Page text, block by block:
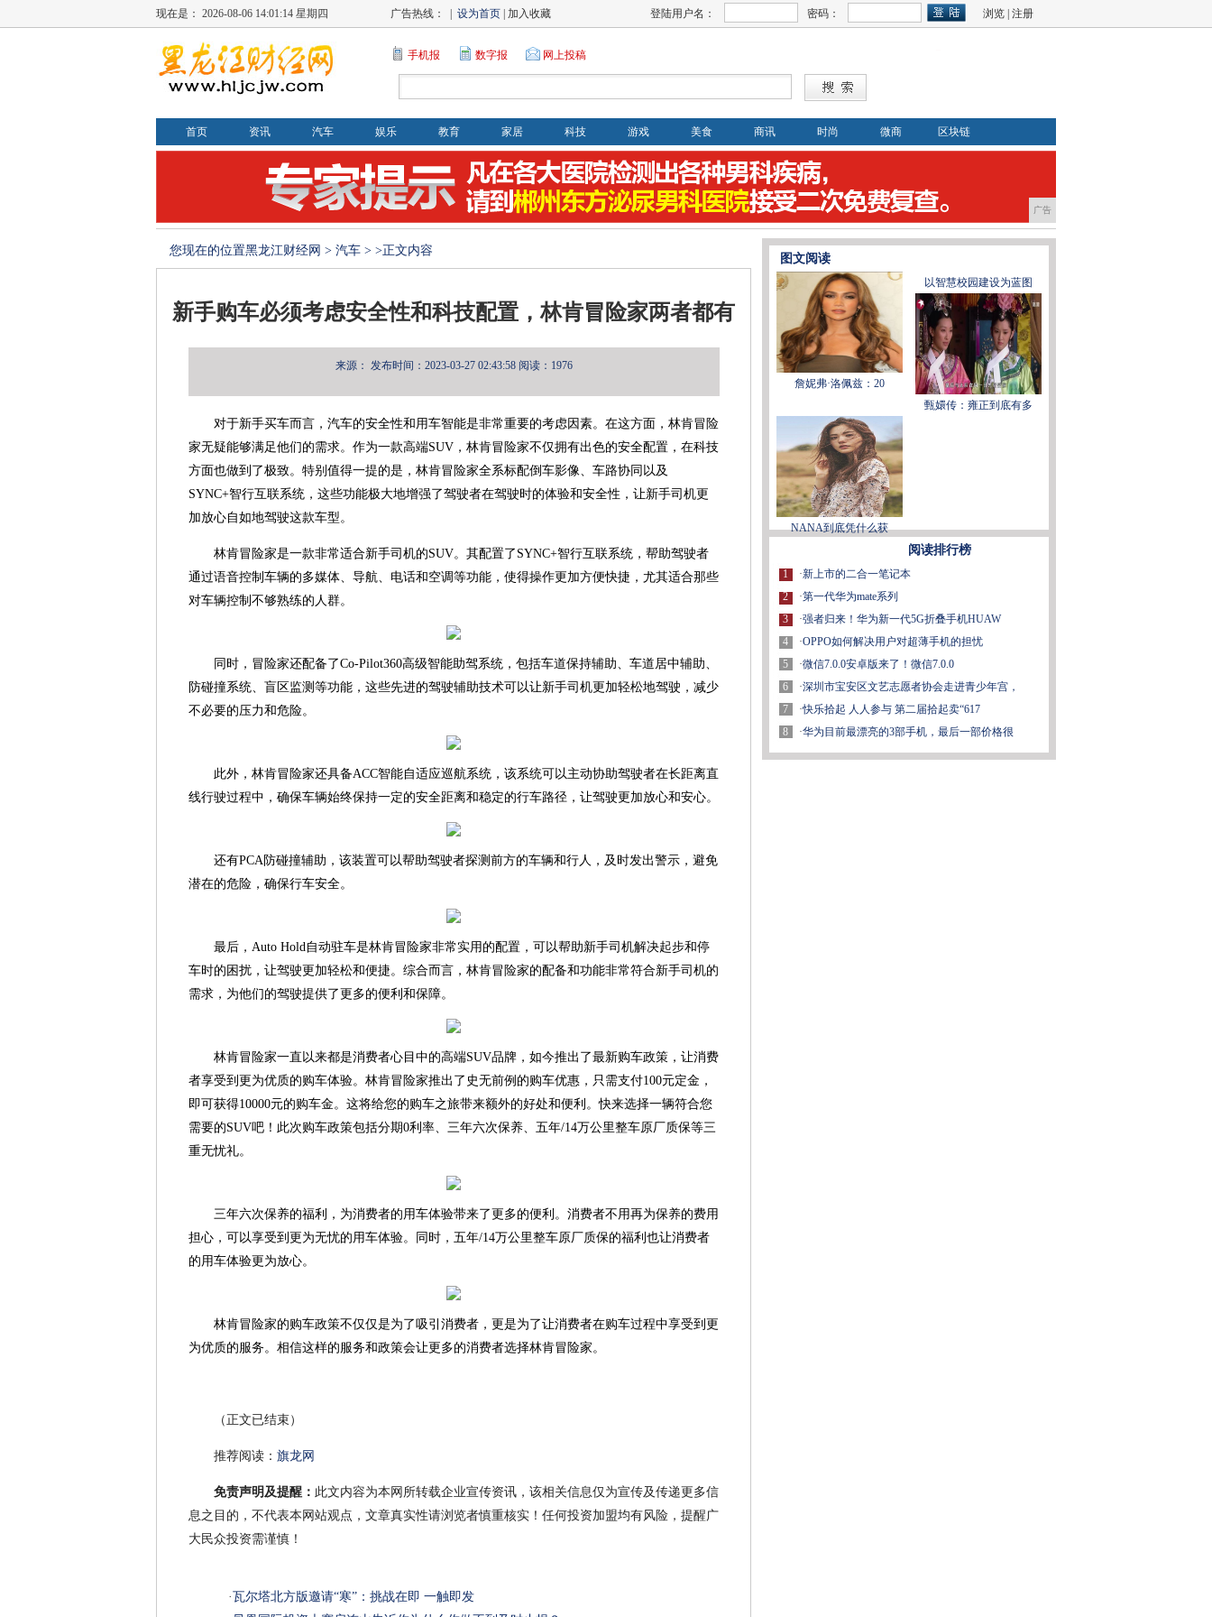
现在是： 2026-08-06 14:01:15 星期四 广告热线： | 设为首页 | 加入收藏 登陆用户名： 密码： 浏览 注册
手机报 数字报 网上投稿
首页 资讯 汽车 娱乐 教育 家居 科技 游戏 美食 商讯 时尚 微商 区块链
广告
您现在的位置黑龙江财经网 > 汽车 > >正文内容
新手购车必须考虑安全性和科技配置，林肯冒险家两者都有
来源： 发布时间：2023-03-27 02:43:58 阅读：1976
对于新手买车而言，汽车的安全性和用车智能是非常重要的考虑因素。在这方面，林肯冒险
家无疑能够满足他们的需求。作为一款高端SUV，林肯冒险家不仅拥有出色的安全配置，在科技
方面也做到了极致。特别值得一提的是，林肯冒险家全系标配倒车影像、车路协同以及
SYNC+智行互联系统，这些功能极大地增强了驾驶者在驾驶时的体验和安全性，让新手司机更
加放心自如地驾驶这款车型。
林肯冒险家是一款非常适合新手司机的SUV。其配置了SYNC+智行互联系统，帮助驾驶者
通过语音控制车辆的多媒体、导航、电话和空调等功能，使得操作更加方便快捷，尤其适合那些
对车辆控制不够熟练的人群。
同时，冒险家还配备了Co-Pilot360高级智能助驾系统，包括车道保持辅助、车道居中辅助、
防碰撞系统、盲区监测等功能，这些先进的驾驶辅助技术可以让新手司机更加轻松地驾驶，减少
不必要的压力和危险。
此外，林肯冒险家还具备ACC智能自适应巡航系统，该系统可以主动协助驾驶者在长距离直
线行驶过程中，确保车辆始终保持一定的安全距离和稳定的行车路径，让驾驶更加放心和安心。
还有PCA防碰撞辅助，该装置可以帮助驾驶者探测前方的车辆和行人，及时发出警示，避免
潜在的危险，确保行车安全。
最后，Auto Hold自动驻车是林肯冒险家非常实用的配置，可以帮助新手司机解决起步和停
车时的困扰，让驾驶更加轻松和便捷。综合而言，林肯冒险家的配备和功能非常符合新手司机的
需求，为他们的驾驶提供了更多的便利和保障。
林肯冒险家一直以来都是消费者心目中的高端SUV品牌，如今推出了最新购车政策，让消费
者享受到更为优质的购车体验。林肯冒险家推出了史无前例的购车优惠，只需支付100元定金，
即可获得10000元的购车金。这将给您的购车之旅带来额外的好处和便利。快来选择一辆符合您
需要的SUV吧！此次购车政策包括分期0利率、三年六次保养、五年/14万公里整车原厂质保等三
重无忧礼。
三年六次保养的福利，为消费者的用车体验带来了更多的便利。消费者不用再为保养的费用
担心，可以享受到更为无忧的用车体验。同时，五年/14万公里整车原厂质保的福利也让消费者
的用车体验更为放心。
林肯冒险家的购车政策不仅仅是为了吸引消费者，更是为了让消费者在购车过程中享受到更
为优质的服务。相信这样的服务和政策会让更多的消费者选择林肯冒险家。
（正文已结束）
推荐阅读： 旗龙网
免责声明及提醒： 此文内容为本网所转载企业宣传资讯，该相关信息仅为宣传及传递更多信
息之目的，不代表本网站观点，文章真实性请浏览者慎重核实！任何投资加盟均有风险，提醒广
大民众投资需谨慎！
·瓦尔塔北方版邀请“寒”：挑战在即 一触即发
图文阅读
詹妮弗·洛佩兹：20
以智慧校园建设为蓝图
甄嬛传：雍正到底有多
NANA到底凭什么获
阅读排行榜
1
2
3
4
5
6
7
8
·新上市的二合一笔记本
·第一代华为mate系列
·强者归来！华为新一代5G折叠手机HUAW
·OPPO如何解决用户对超薄手机的担忧
·微信7.0.0安卓版来了！微信7.0.0
·深圳市宝安区文艺志愿者协会走进青少年宫，
·快乐拾起 人人参与 第二届拾起卖“617
·华为目前最漂亮的3部手机，最后一部价格很